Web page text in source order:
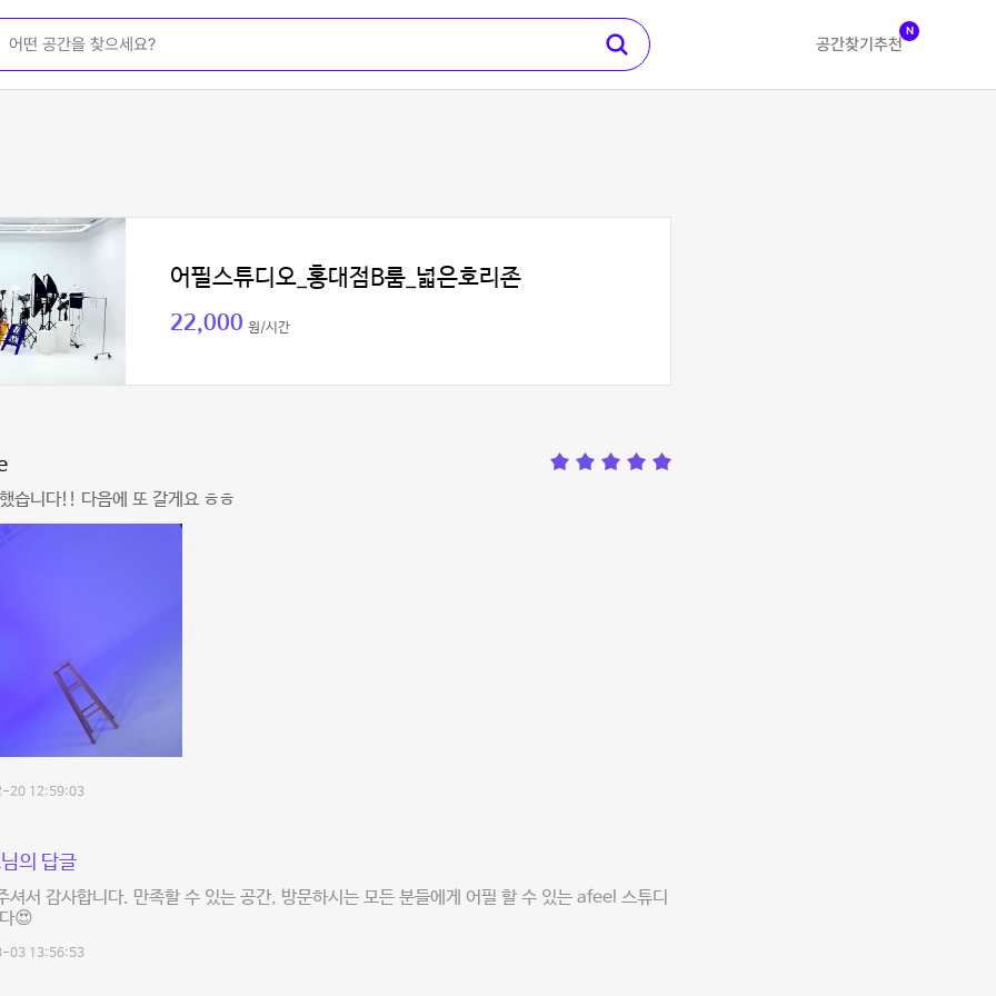
공간찾기 추천
N
어필스튜디오_홍대점B룸_넓은호리존
22,000 원/시간
습니다!! 다음에 또 갈게요 ㅎㅎ
20 12:59:03
의 답글
셔서 감사합니다. 만족할 수 있는 공간, 방문하시는 모든 분들에게 어필 할 수 있는 afeel 스튜디
😍
03 13:56:53